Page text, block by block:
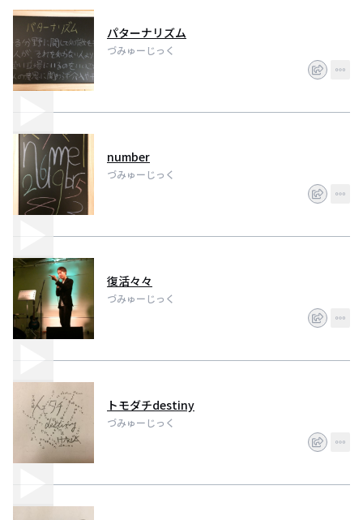
パターナリズム
づみゅーじっく
number
づみゅーじっく
復活々々
づみゅーじっく
トモダチdestiny
づみゅーじっく